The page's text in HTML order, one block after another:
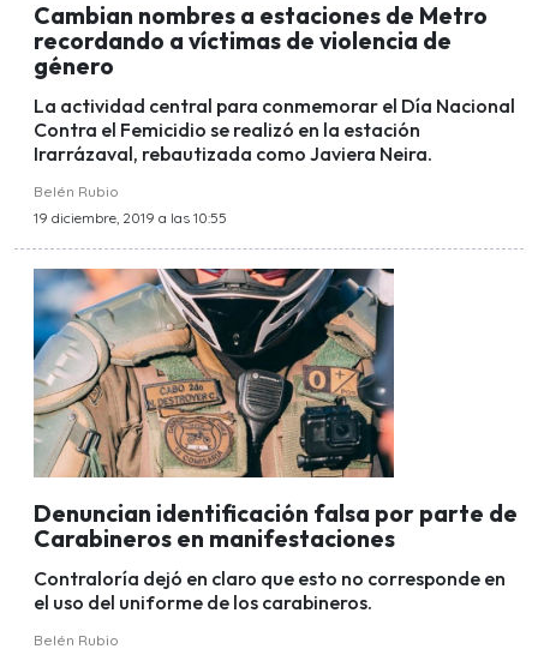
Cambian nombres a estaciones de Metro
recordando a víctimas de violencia de
género
La actividad central para conmemorar el Día Nacional
Contra el Femicidio se realizó en la estación
Irarrázaval, rebautizada como Javiera Neira.
Belén Rubio
19 diciembre, 2019 a las 10:55
Denuncian identificación falsa por parte de
Carabineros en manifestaciones
Contraloría dejó en claro que esto no corresponde en
el uso del uniforme de los carabineros.
Belén Rubio